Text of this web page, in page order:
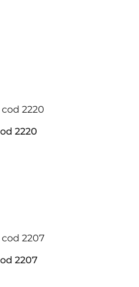
2220
2207